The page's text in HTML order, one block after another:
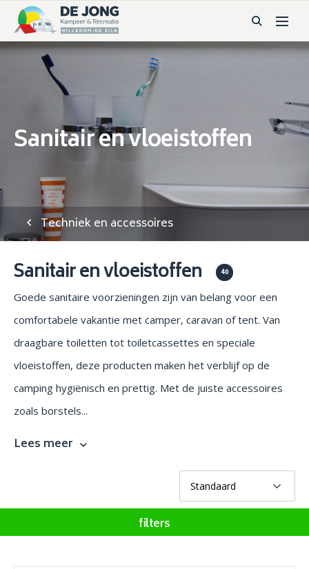
Sanitair en vloeistoffen
Techniek en accessoires
Sanitair en vloeistoffen 40
Goede sanitaire voorzieningen zijn van belang voor een
comfortabele vakantie met camper, caravan of tent. Van
draagbare toiletten tot toiletcassettes en speciale
vloeistoffen, deze producten maken het verblijf op de
camping hygiënisch en prettig. Met de juiste accessoires
zoals borstels...
Lees meer
filters